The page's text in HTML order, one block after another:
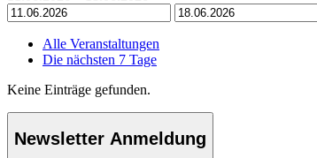
Alle Veranstaltungen
Die nächsten 7 Tage
Keine Einträge gefunden.
Newsletter Anmeldung